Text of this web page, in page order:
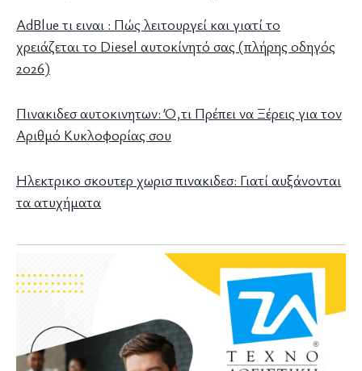
AdBlue τι ειναι : Πώς λειτουργεί και γιατί το
χρειάζεται το Diesel αυτοκίνητό σας (πλήρης οδηγός
2026)
Πινακιδεσ αυτοκινητων: Ό,τι Πρέπει να Ξέρεις για τον
Αριθμό Κυκλοφορίας σου
Ηλεκτρικο σκουτερ χωρισ πινακιδεσ: Γιατί αυξάνονται
τα ατυχήματα